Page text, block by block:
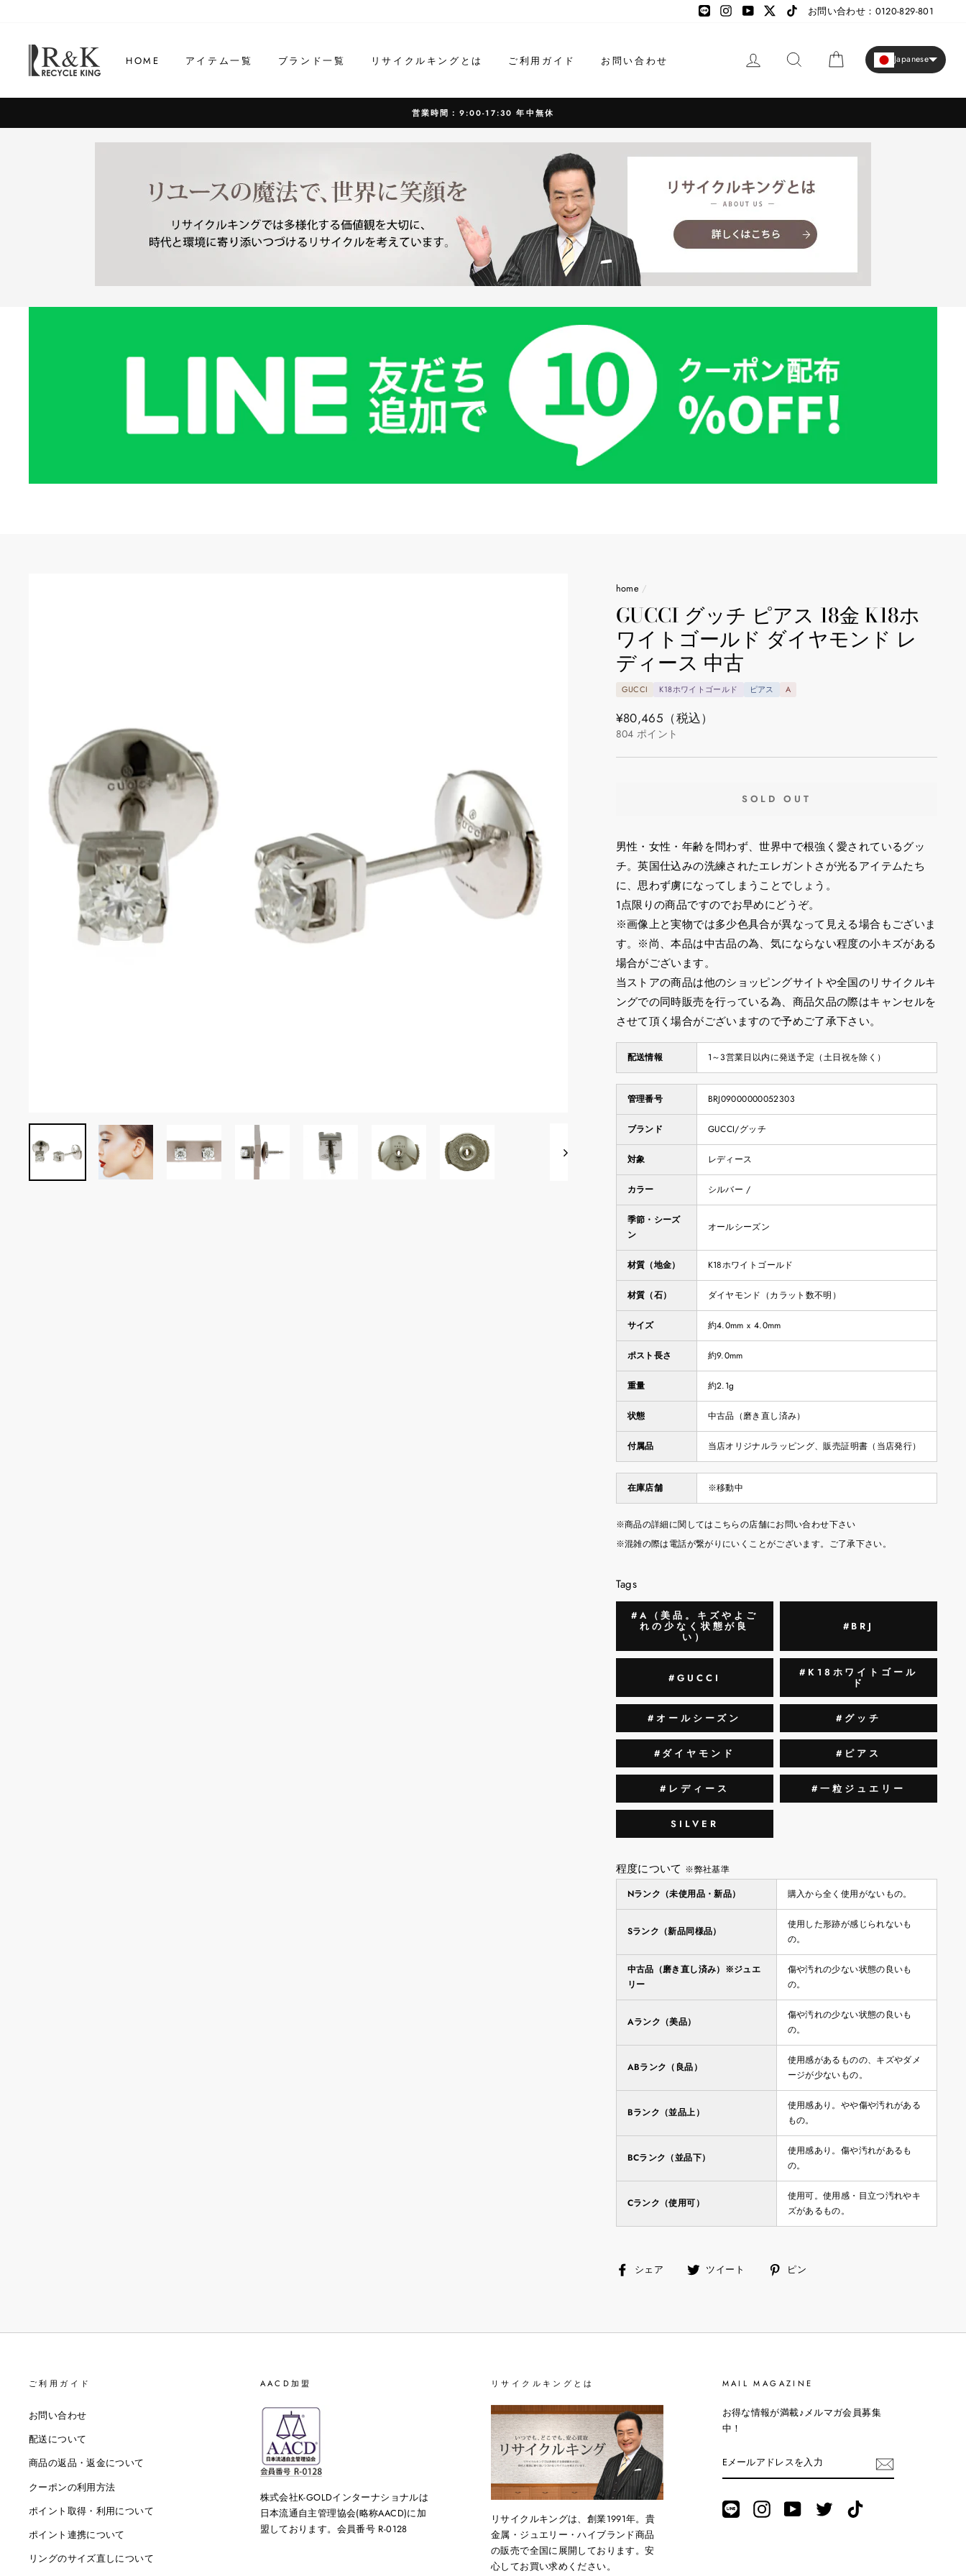
ス
LINE
LINE InstagramYouTube TikTok
お問い合わせ：0120-829-801
HOME アイテム一覧 ブランド一覧 リサイクルキングとは ご利用ガイド お問い合わせ ログイン カート Japanese
営業時間：9:00-17:30 年中無休
home /
GUCCI グッチ ピアス 18金 K18ホ
ワイトゴールド ダイヤモンド レ
ディース 中古
GUCCI K18ホワイトゴールド ピアス A
通
常
価
¥80,465 （税込）
804 ポイント
SOLD OUT
男性・女性・年齢を問わず、世界中で根強く愛されているグッ
チ。英国仕込みの洗練されたエレガントさが光るアイテムたち
に、思わず虜になってしまうことでしょう。
1点限りの商品ですのでお早めにどうぞ。
※画像上と実物では多少色具合が異なって見える場合もございま
す。※尚、本品は中古品の為、気にならない程度の小キズがある
場合がございます。
当ストアの商品は他のショッピングサイトや全国のリサイクルキ
ングでの同時販売を行っている為、商品欠品の際はキャンセルを
させて頂く場合がございますので予めご了承下さい。
配送情報 1～3営業日以内に発送予定（土日祝を除く）
管理番号 BRJ09000000052303
ブランド GUCCI/グッチ
対象 レディース
カラー シルバー /
季節・シーズ
ン
オールシーズン
材質（地金） K18ホワイトゴールド
材質（石） ダイヤモンド（カラット数不明）
サイズ 約4.0mm x 4.0mm
ポスト長さ 約9.0mm
重量 約2.1g
状態 中古品（磨き直し済み）
付属品 当店オリジナルラッピング、販売証明書（当店発行）
在庫店舗 ※移動中
※商品の詳細に関してはこちらの店舗にお問い合わせ下さい
※混雑の際は電話が繋がりにいくことがございます。ご了承下さい。
Tags
#A（美品。キズやよご
れの少なく状態が良
い）
#BRJ
#GUCCI #K18ホワイトゴール
ド
#オールシーズン #グッチ
#ダイヤモンド #ピアス
#レディース #一粒ジュエリー
SILVER
程度について ※弊社基準
Nランク（未使用品・新品）
購入から全く使用がないもの。
Sランク（新品同様品）
使用した形跡が感じられないも
の。
中古品（磨き直し済み）※ジュエ
リー
傷や汚れの少ない状態の良いも
の。
Aランク（美品）
傷や汚れの少ない状態の良いも
の。
ABランク（良品）
使用感があるものの、キズやダメ
ージが少ないもの。
Bランク（並品上）
使用感あり。やや傷や汚れがある
もの。
BCランク（並品下）
使用感あり。傷や汚れがあるも
の。
Cランク（使用可）
使用可。使用感・目立つ汚れやキ
ズがあるもの。
シェア
facebookツイート ピン
ご利用ガイド
お問い合わせ
配送について
商品の返品・返金について
クーポンの利用方法
ポイント取得・利用について
ポイント連携について
リングのサイズ直しについて
AACD加盟
株式会社K-GOLDインターナショナルは
日本流通自主管理協会(略称AACD)に加
盟しております。会員番号 R-0128
リサイクルキングとは
リサイクルキングは、創業1991年。貴
金属・ジュエリー・ハイブランド商品
の販売で全国に展開しております。安
心してお買い求めください。
MAIL MAGAZINE
お得な情報が満載♪メルマガ会員募集
中！
メ
ー
ア
ド
LINE Instagram YouTubeTwitter